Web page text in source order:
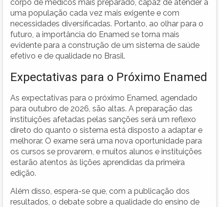
corpo de médicos mais preparado, capaz de atender a
uma população cada vez mais exigente e com
necessidades diversificadas. Portanto, ao olhar para o
futuro, a importância do Enamed se torna mais
evidente para a construção de um sistema de saúde
efetivo e de qualidade no Brasil.
Expectativas para o Próximo Enamed
As expectativas para o próximo Enamed, agendado
para outubro de 2026, são altas. A preparação das
instituições afetadas pelas sanções será um reflexo
direto do quanto o sistema está disposto a adaptar e
melhorar. O exame será uma nova oportunidade para
os cursos se provarem, e muitos alunos e instituições
estarão atentos às lições aprendidas da primeira
edição.
Além disso, espera-se que, com a publicação dos
resultados, o debate sobre a qualidade do ensino de